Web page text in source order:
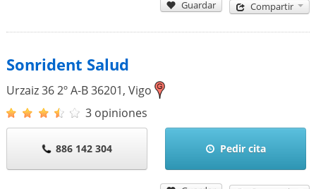
Guardar Compartir
Sonrident Salud
Urzaiz 36 2º A-B36201, Vigo
3 opiniones
886 142 304 Pedir cita